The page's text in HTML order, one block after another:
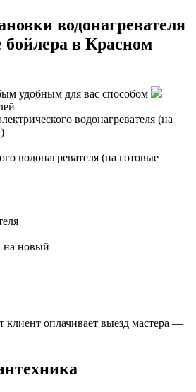
водонагревателя
в Красном
удобным для вас способом
водонагревателя (на
водонагревателя (на готовые
на новый
клиент оплачивает выезд мастера —